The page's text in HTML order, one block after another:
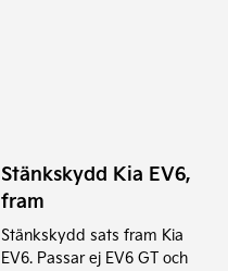
Stänkskydd Kia EV6,
fram
Stänkskydd sats fram Kia
EV6. Passar ej EV6 GT och